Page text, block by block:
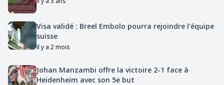
Visa validé : Breel Embolo pourra rejoindre l'équipe
suisse
il y a 2 mois
Johan Manzambi offre la victoire 2-1 face à
Heidenheim avec son 5e but